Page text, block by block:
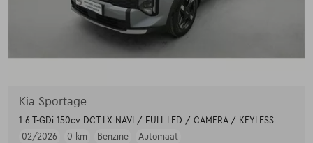
Kia Sportage
1.6 T-GDi 150cv DCT LX NAVI / FULL LED / CAMERA / KEYLESS
02/2026
0 km Benzine Automaat